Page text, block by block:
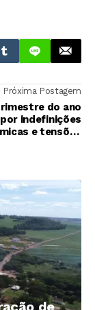
Próxima Postagem
do ano
indefinições
e tensões
de